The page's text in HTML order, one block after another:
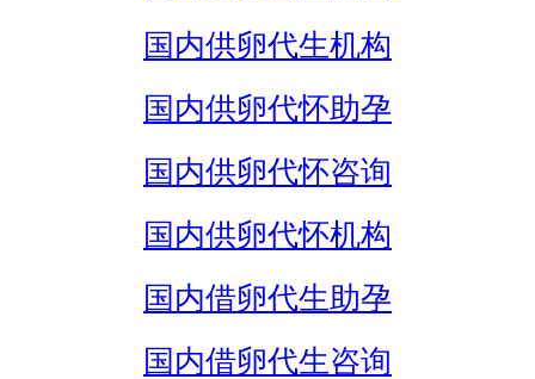
国内供卵代生机构
国内供卵代怀助孕
国内供卵代怀咨询
国内供卵代怀机构
国内借卵代生助孕
国内借卵代生咨询